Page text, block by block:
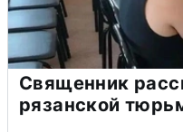
Священник
рязанской